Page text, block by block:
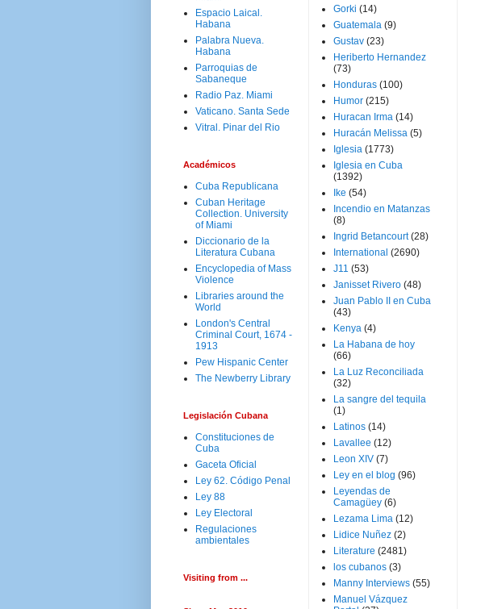
Espacio Laical.
Habana
Palabra Nueva.
Habana
Parroquias de
Sabaneque
Radio Paz. Miami
Vaticano. Santa Sede
Vitral. Pinar del Rio
Académicos
Cuba Republicana
Cuban Heritage
Collection. University
of Miami
Diccionario de la
Literatura Cubana
Encyclopedia of Mass
Violence
Libraries around the
World
London's Central
Criminal Court, 1674 -
1913
Pew Hispanic Center
The Newberry Library
Legislación Cubana
Constituciones de
Cuba
Gaceta Oficial
Ley 62. Código Penal
Ley 88
Ley Electoral
Regulaciones
ambientales
Visiting from ...
Gorki (14)
Guatemala (9)
Gustav (23)
Heriberto Hernandez
(73)
Honduras (100)
Humor (215)
Huracan Irma (14)
Huracán Melissa (5)
Iglesia (1773)
Iglesia en Cuba
(1392)
Ike (54)
Incendio en Matanzas
(8)
Ingrid Betancourt (28)
International (2690)
J11 (53)
Janisset Rivero (48)
Juan Pablo II en Cuba
(43)
Kenya (4)
La Habana de hoy
(66)
La Luz Reconciliada
(32)
La sangre del tequila
(1)
Latinos (14)
Lavallee (12)
Leon XIV (7)
Ley en el blog (96)
Leyendas de
Camagüey (6)
Lezama Lima (12)
Lidice Nuñez (2)
Literature (2481)
los cubanos (3)
Manny Interviews (55)
Manuel Vázquez